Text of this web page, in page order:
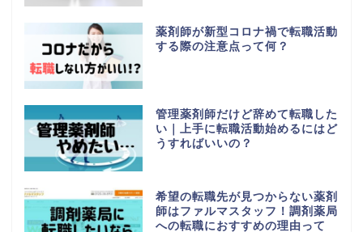
薬剤師が新型コロナ禍で転職活動
する際の注意点って何？
管理薬剤師だけど辞めて転職した
い｜上手に転職活動始めるにはど
うすればいいの？
希望の転職先が見つからない薬剤
師はファルマスタッフ！調剤薬局
への転職におすすめの理由って